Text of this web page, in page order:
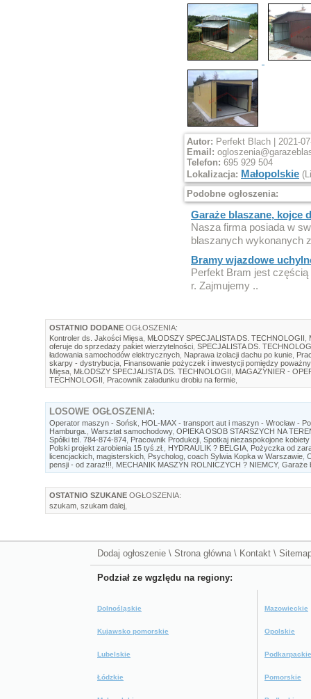
Autor: Perfekt Blach | 2021-
Email:
Telefon: 695 929 504
Lokalizacja: Małopolskie
Podobne ogłoszenia:
Garaże blaszane, kojce
Nasza firma posiada w
blaszanych wykonanych
Bramy wjazdowe
Perfekt Bram jest
r. Zajmujemy ..
OSTATNIO DODANE OGŁOSZENIA:
Kontroler ds. Jakości Mięsa MŁODSZY SPECJALISTA DS. TECHNOLOGII
oferuje do sprzedaży pakiet wierzytelności SPECJALISTA DS.
ładowania samochodów elektrycznych Naprawa izolacji dachu po kunie
skarpy - dystrybucja Finansowanie pożyczek i inwestycji pomiędzy
Mięsa MŁODSZY SPECJALISTA DS. TECHNOLOGII
MAGAZYNIER -
TECHNOLOGII
Pracownik załadunku drobiu na fermie
LOSOWE OGŁOSZENIA:
Operator maszyn - Sońsk
HOL-MAX - transport aut i maszyn - Wrocław -
Hamburga.
Warsztat samochodowy, OPIEKA OSOB STARSZYCH NA
Spółki tel. 784-874-874 Pracownik Produkcji Spotkaj niezaspokojone
Polski projekt zarobienia 15 tyś.zł.
HYDRAULIK ? BELGIA Pożyczka od
licencjackich, magisterskich Psycholog, coach Sylwia Kopka w Warszawie
pensji - od zaraz!!!
MECHANIK MASZYN ROLNICZYCH ? NIEMCY, Garaże
OSTATNIO SZUKANE OGŁOSZENIA:
szukam szukam dalej
Dodaj ogłoszenie \ Strona główna \ Kontakt \
Podział ze wgzlędu na regiony:
Dolnośląskie
Kujawsko pomorskie
Lubelskie
Łódzkie
Mazowieckie
Opolskie
Podkarpackie
Pomorskie